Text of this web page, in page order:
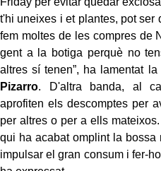
t'hi uneixes i et plantes, pot
fem moltes de les compres de
gent a la botiga perquè no
altres sí tenen”, ha lamentat
Pizarro. D'altra banda, al
aprofiten els descomptes per
per altres o per a ells
qui ha acabat omplint la bossa
impulsar el gran consum i fer-